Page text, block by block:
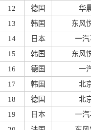
12
德国
华
13
韩国
东风
14
日本
一汽
15
韩国
东风
16
德国
一
17
韩国
北
18
德国
北
19
日本
一汽